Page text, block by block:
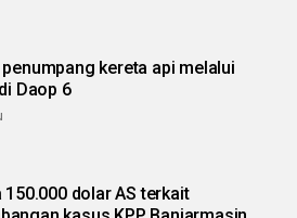
penumpang kereta api melalui
Daop 6
150.000 dolar AS terkait